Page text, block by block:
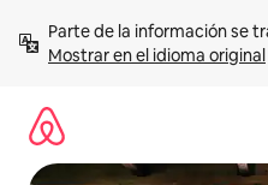
contenidoMostrar en el idioma original